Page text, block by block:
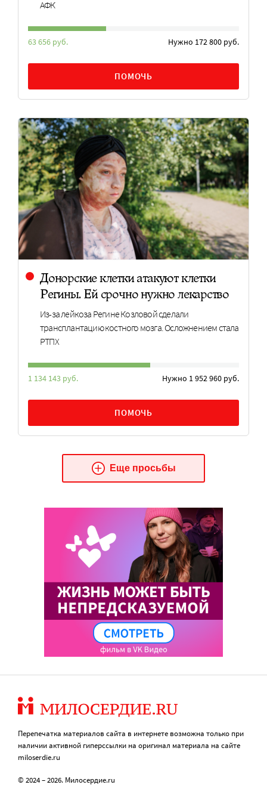
АФК
63 656 руб. Нужно 172 800 руб.
ПОМОЧЬ
Донорские клетки атакуют клетки
Регины. Ей срочно нужно лекарство
Из-за лейкоза Регине Козловой сделали
трансплантацию костного мозга. Осложнением стала
РТПХ
1 134 143 руб. Нужно 1 952 960 руб.
ПОМОЧЬ
Еще просьбы
Перепечатка материалов сайта в интернете возможна только при
наличии активной гиперссылки на оригинал материала на сайте
miloserdie.ru
© 2024 – 2026. Милосердие.ru